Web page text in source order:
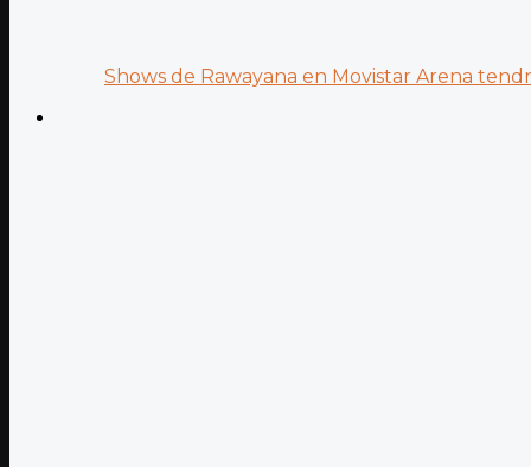
Shows de Rawayana en Movistar Arena